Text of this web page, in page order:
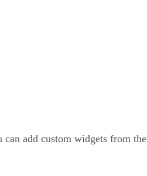
add custom widgets from the